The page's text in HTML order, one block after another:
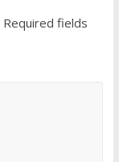
Required fields